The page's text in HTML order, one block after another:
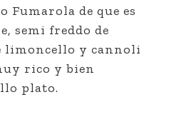
Fumarola de que es
semi freddo de
limoncello y cannoli
rico y bien
plato.